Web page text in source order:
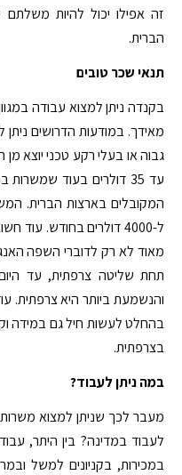
זה אפילו יכול להיות
הברית.
תנאי שכר טובים
בקנדה ניתן למצוא עבודה
מאידך. במודעות הדרושים
עד 35 דולרים בעוד
המקובלים בארצות הברית.
ל-4000 דולרים בחודש.
מאוד לא רק לדוברי השפה
תחת שליטה צרפתית, עד
והנשמעת ביותר היא צרפתית.
בהחלט לעשות חיל גם במידה
בצרפתית.
במה ניתן לעבוד?
מעבר לכך שניתן למצוא
לעבוד במדינה? בין היתר,
במכירות, בקניונים למשל